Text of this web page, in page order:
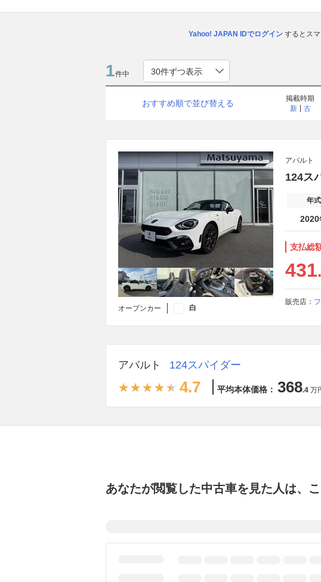
Yahoo! JAPAN IDでログインするとスマ
1件中
おすすめ順で並び替える
掲載時期
新
古
オープンカー 白
アバルト
124ス
年式
2020
支払総
431
販売店：
アバルト 124スパイダー
4.7 平均本体価格： 368.4 万
あなたが閲覧した中古車を見た人は、